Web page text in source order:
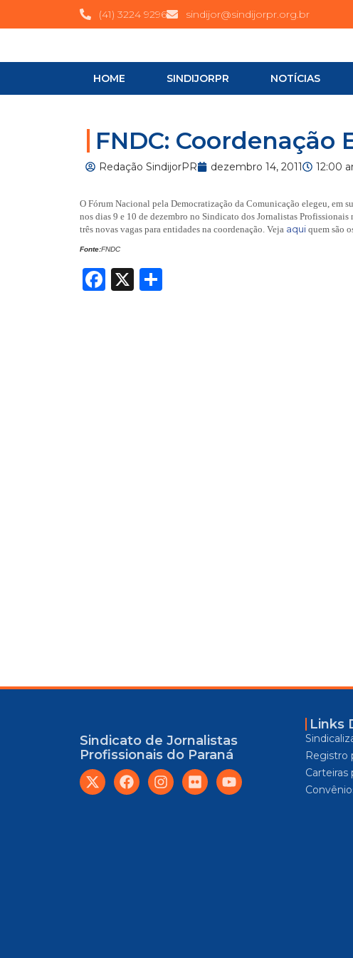
(41) 3224 9296 sindijor@sindijorpr.org.br
HOME SINDIJORPR NOTÍCIAS
FNDC: Coordenação
Redação SindijorPR dezembro 14, 2011 12:00
O Fórum Nacional pela Democratização da Comunicação elegeu, em
nos dias 9 e 10 de dezembro no Sindicato dos Jornalistas
três novas vagas para entidades na coordenação. Veja aqui quem são
Fonte:FNDC
Facebook
X
Sindicato de Jornalistas
Profissionais do Paraná
Links
Registro
Carteiras